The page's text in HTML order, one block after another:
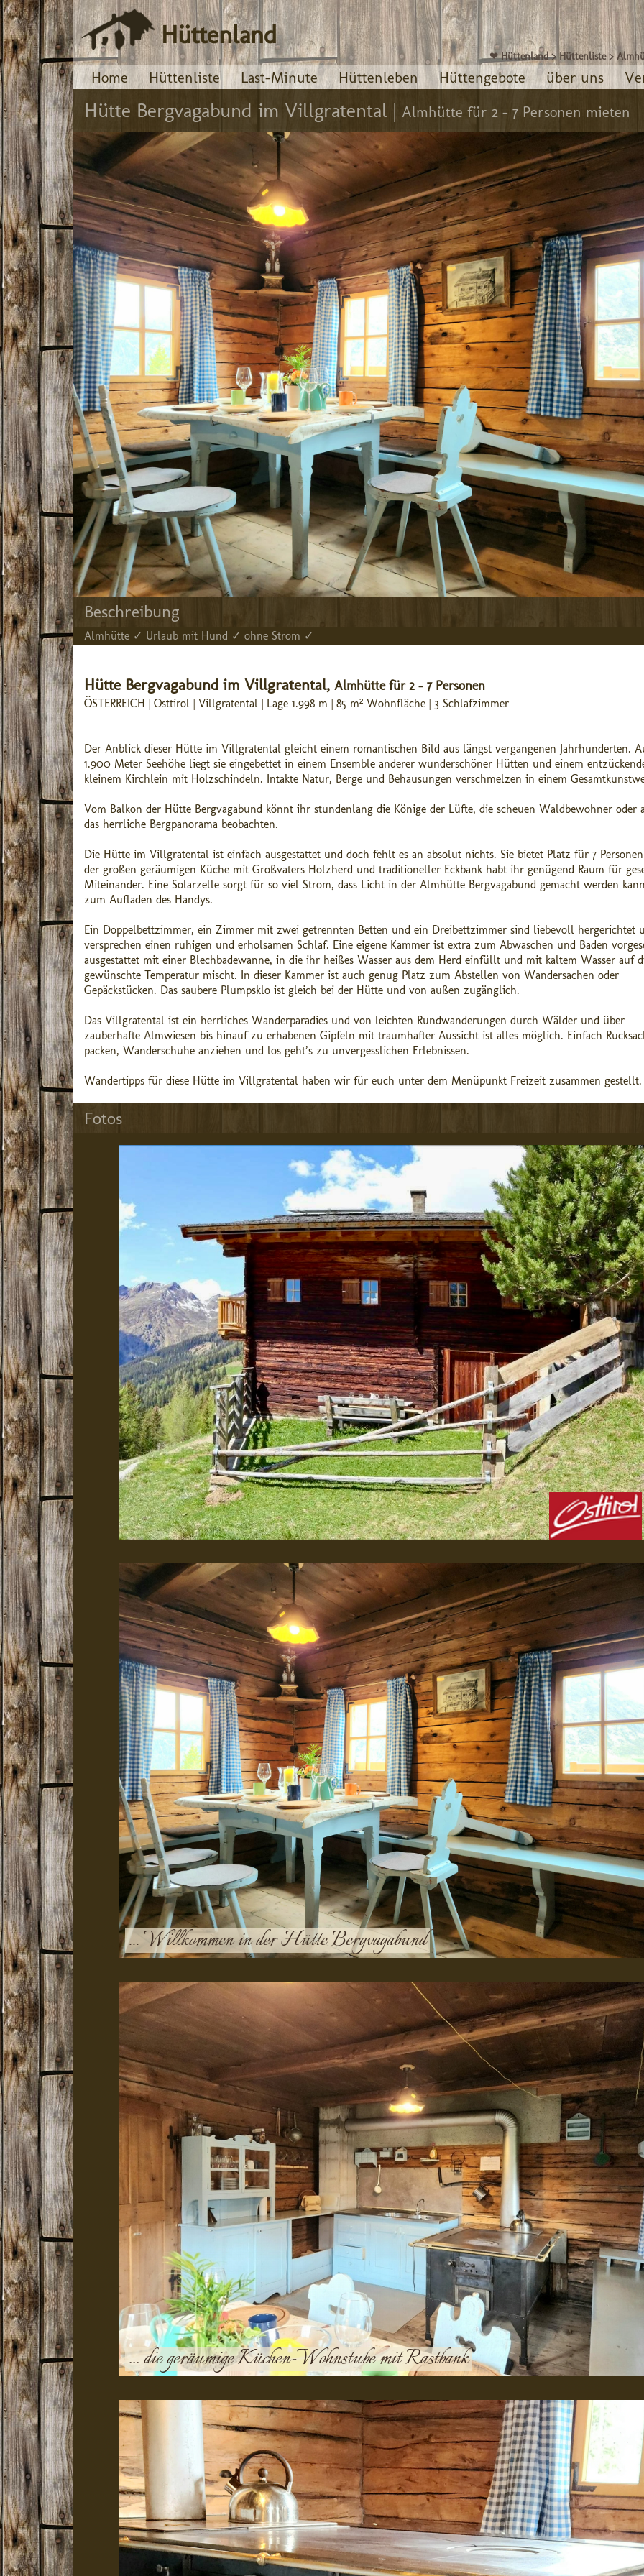
❤ Hüttenland >Hüttenliste >
Hüttenland
Home Hüttenliste Last-Minute Hüttenleben Hüttengebote über uns
Hütte Bergvagabund im Villgratental | Almhütte für 2 - 7 Personen mieten
Beschreibung
Almhütte ✓ Urlaub mit Hund ✓ ohne Strom ✓
Hütte Bergvagabund im Villgratental, Almhütte für 2 - 7 Personen
ÖSTERREICH | Osttirol | Villgratental | Lage 1.998 m | 85 m² Wohnfläche | 3 Schlafzimmer
Der Anblick dieser Hütte im Villgratental gleicht einem romantischen Bild aus längst vergangenen Jahrhunderten.
1.900 Meter Seehöhe liegt sie eingebettet in einem Ensemble anderer wunderschöner Hütten und einem
kleinem Kirchlein mit Holzschindeln. Intakte Natur, Berge und Behausungen verschmelzen in einem
Vom Balkon der Hütte Bergvagabund könnt ihr stundenlang die Könige der Lüfte, die scheuen Waldbewohner oder
das herrliche Bergpanorama beobachten.
Die Hütte im Villgratental ist einfach ausgestattet und doch fehlt es an absolut nichts. Sie bietet Platz für 7
der großen geräumigen Küche mit Großvaters Holzherd und traditioneller Eckbank habt ihr genügend Raum für
Miteinander. Eine Solarzelle sorgt für so viel Strom, dass Licht in der Almhütte Bergvagabund gemacht werden
zum Aufladen des Handys.
Ein Doppelbettzimmer, ein Zimmer mit zwei getrennten Betten und ein Dreibettzimmer sind liebevoll hergerichtet
versprechen einen ruhigen und erholsamen Schlaf. Eine eigene Kammer ist extra zum Abwaschen und Baden
ausgestattet mit einer Blechbadewanne, in die ihr heißes Wasser aus dem Herd einfüllt und mit kaltem Wasser auf
gewünschte Temperatur mischt. In dieser Kammer ist auch genug Platz zum Abstellen von Wandersachen oder
Gepäckstücken. Das saubere Plumpsklo ist gleich bei der Hütte und von außen zugänglich.
Das Villgratental ist ein herrliches Wanderparadies und von leichten Rundwanderungen durch Wälder und über
zauberhafte Almwiesen bis hinauf zu erhabenen Gipfeln mit traumhafter Aussicht ist alles möglich. Einfach
packen, Wanderschuhe anziehen und los geht’s zu unvergesslichen Erlebnissen.
Wandertipps für diese Hütte im Villgratental haben wir für euch unter dem Menüpunkt Freizeit zusammen gestellt.
Fotos
... Willkommen in der Hütte Bergvagabund
... die geräumige Küchen-Wohnstube mit Rastbank